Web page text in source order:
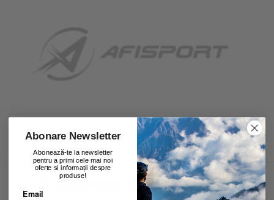
Aboneaza-te la newsletter
Abonare Newsletter
Abonează-te la newsletter
pentru a primi cele mai noi
oferte si informații despre
produse!
Email